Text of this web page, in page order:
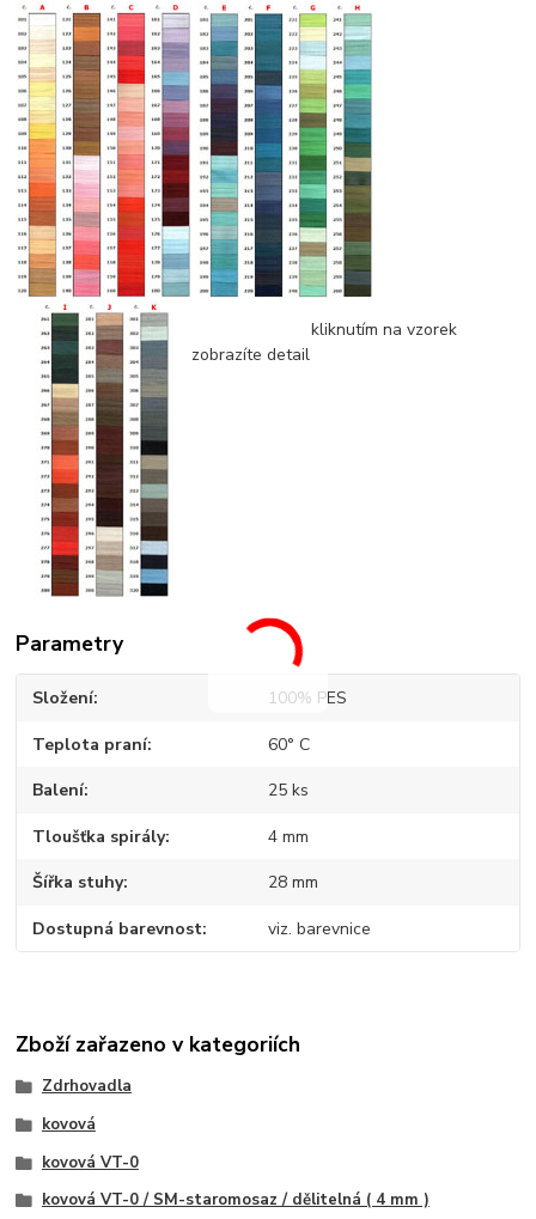
kliknutím na vzorek
zobrazíte detail
Parametry
Složení 100% PES
Teplota praní 60° C
Balení 25 ks
Tloušťka spirály 4 mm
Šířka stuhy 28 mm
Dostupná barevnost viz. barevnice
Zboží zařazeno v kategoriích
Zdrhovadla
kovová
kovová VT-0
kovová VT-0 / SM-staromosaz / dělitelná ( 4 mm )